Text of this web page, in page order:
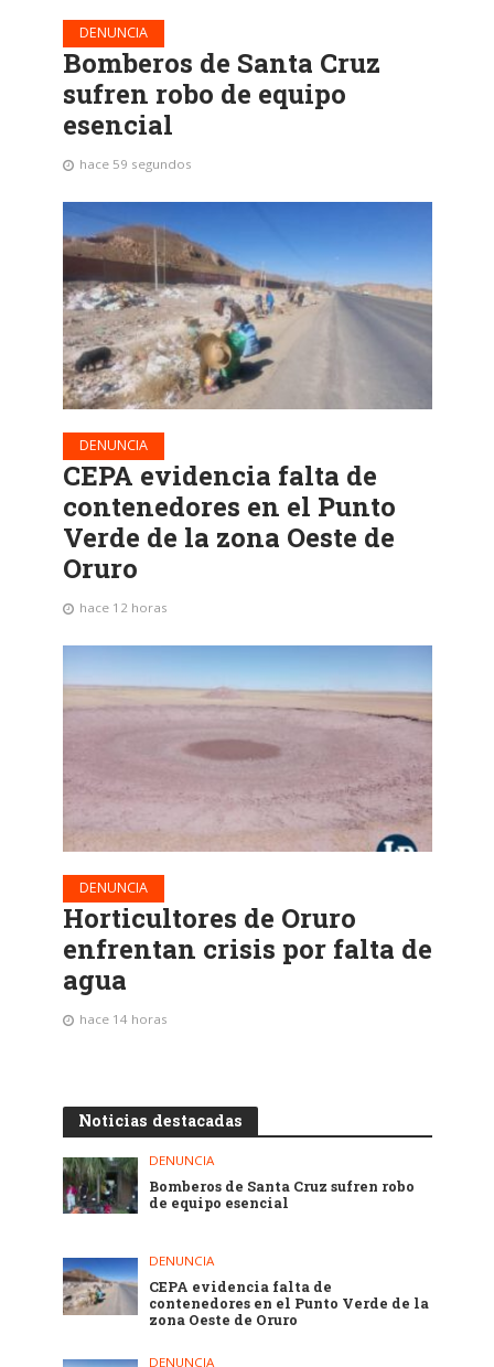
DENUNCIA
Bomberos de Santa Cruz
sufren robo de equipo
esencial
hace 59 segundos
DENUNCIA
CEPA evidencia falta de
contenedores en el Punto
Verde de la zona Oeste de
Oruro
hace 12 horas
DENUNCIA
Horticultores de Oruro
enfrentan crisis por falta de
agua
hace 14 horas
Noticias destacadas
DENUNCIA
Bomberos de Santa Cruz sufren robo
de equipo esencial
DENUNCIA
CEPA evidencia falta de
contenedores en el Punto Verde de la
zona Oeste de Oruro
DENUNCIA